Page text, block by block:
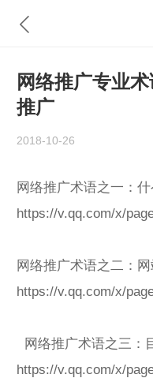
网络推广专业
推广
2018-10-26
网络推广术语之一：
https://v.qq.com/x/
网络推广术语之二：
https://v.qq.com/x/
网络推广术语之三：
https://v.qq.com/x/